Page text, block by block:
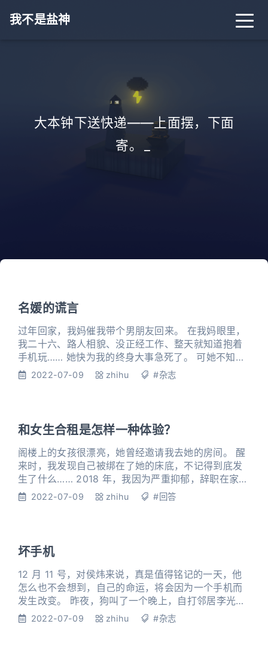
我不是盐神
大本钟下送快递——上面摆，下面
寄。
名媛的谎言
过年回家，我妈催我带个男朋友回来。 在我妈眼里，
我二十六、路人相貌、没正经工作、整天就知道抱着
手机玩…… 她快为我的终身大事急死了。 可她不知道
的是，我交过六七任富二代男友。 每次我决绝地离开
个世界的方式叫作——伪装名媛。 1 为了拍几张精致
的海边旅行照
2022-07-09 zhihu #杂志
和女生合租是怎样一种体验？
阁楼上的女孩很漂亮，她曾经邀请我去她的房间。 醒
来时，我发现自己被绑在了她的床底，不记得到底发
生了什么…… 2018 年，我因为严重抑郁，辞职在家休
养。 卡里的存款，只够我生活几个月。老家不敢回
房是顶楼带阁楼，一层是我和一个男生各住一个房
间，二层的两个阁楼房
2022-07-09 zhihu #回答
坏手机
12 月 11 号，对侯炜来说，真是值得铭记的一天，他
怎么也不会想到，自己的命运，将会因为一个手机而
发生改变。 昨夜，狗叫了一个晚上，自打邻居李光头
开始养这只狼狗，侯炜就没睡过一天的安稳觉。早
2022-07-09 zhihu #杂志